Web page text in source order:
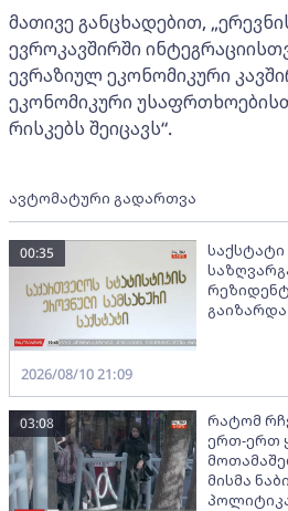
მათივე განცხადებით,
ევროკავშირში
ევრაზიულ ეკონომიკური
ეკონომიკური
რისკებს შეიცავს“.
ავტომატური გადართვა
გაიზარდა
00:35
2026/08/10 21:09
რატომ
ერთ-ერთ
მისმა
03:08